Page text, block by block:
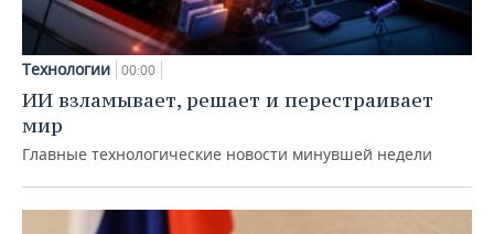
Технологии 00:00
ИИ взламывает, решает и перестраивает
мир
Главные технологические новости минувшей недели